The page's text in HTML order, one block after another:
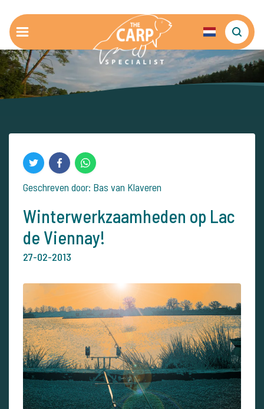
Geschreven door: Bas van Klaveren
Winterwerkzaamheden op Lac
de Viennay!
27-02-2013